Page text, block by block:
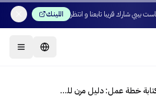
بيبي شارك قريبا تابعنا و انتظر اللينك
كيفية كتابة خطة عمل: دليل مرن للشركات الناشئة في منطقة الشرق الأوسط وشمال أفريقيا